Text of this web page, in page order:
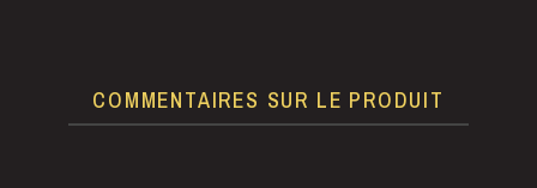
COMMENTAIRES SUR LE PRODUIT